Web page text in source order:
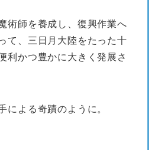
術師を養成し、復興作業へ
て、三日月大陸をたった十
利かつ豊かに大きく発展さ
による奇蹟のように。